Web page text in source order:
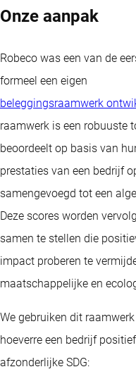
Onze aanpak
Robeco was een van de
formeel een eigen
beleggingsraamwerk
raamwerk is een robuuste
beoordeelt op basis van
prestaties van een bedrijf
samengevoegd tot een
Deze scores worden
samen te stellen die
impact proberen te
maatschappelijke en
We gebruiken dit
hoeverre een bedrijf
afzonderlijke SDG: